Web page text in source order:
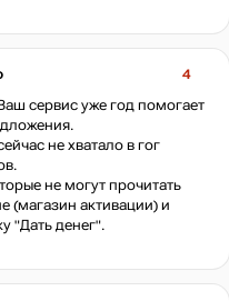
4
сервис уже год помогает
не хватало в гог
не могут прочитать
(магазин активации) и
"Дать денег".